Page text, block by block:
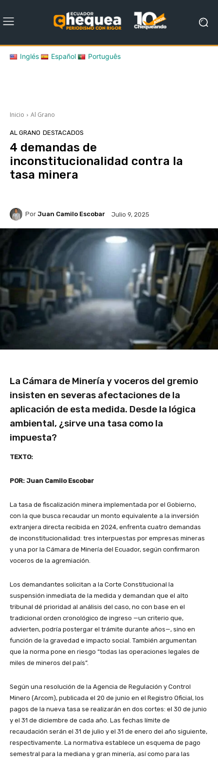
Inglés Español Português
Inicio Al Grano
AL GRANO DESTACADOS
4 demandas de
inconstitucionalidad contra la
tasa minera
Por Juan Camilo Escobar Julio 9, 2025
La Cámara de Minería y voceros del gremio
insisten en severas afectaciones de la
aplicación de esta medida. Desde la lógica
ambiental, ¿sirve una tasa como la
impuesta?
TEXTO:
POR: Juan Camilo Escobar
La tasa de fiscalización minera implementada por el Gobierno,
con la que busca recaudar un monto equivalente a la inversión
extranjera directa recibida en 2024, enfrenta cuatro demandas
de inconstitucionalidad: tres interpuestas por empresas mineras
y una por la Cámara de Minería del Ecuador, según confirmaron
voceros de la agremiación.
Los demandantes solicitan a la Corte Constitucional la
suspensión inmediata de la medida y demandan que el alto
tribunal dé prioridad al análisis del caso, no con base en el
tradicional orden cronológico de ingreso —un criterio que,
advierten, podría postergar el trámite durante años—, sino en
función de la gravedad e impacto social. También argumentan
que la norma pone en riesgo “todas las operaciones legales de
miles de mineros del país”.
Según una resolución de la Agencia de Regulación y Control
Minero (Arcom), publicada el 20 de junio en el Registro Oficial, los
pagos de la nueva tasa se realizarán en dos cortes: el 30 de junio
y el 31 de diciembre de cada año. Las fechas límite de
recaudación serán el 31 de julio y el 31 de enero del año siguiente,
respectivamente. La normativa establece un esquema de pago
semestral para la mediana y gran minería, así como para las